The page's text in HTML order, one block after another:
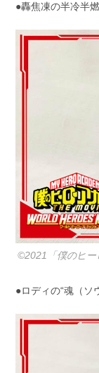
●轟焦凍の半冷半
©2021「僕のヒ
●ロディの“魂（ソ